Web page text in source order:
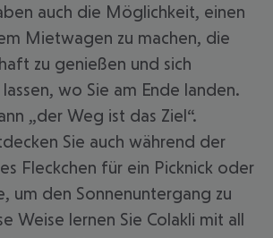
auch die Möglichkeit, einen
Mietwagen zu machen, die
zu genießen und sich
wo Sie am Ende landen.
„der Weg ist das Ziel“.
Sie auch während der
Fleckchen für ein Picknick oder
um den Sonnenuntergang zu
Weise lernen Sie Colakli mit all